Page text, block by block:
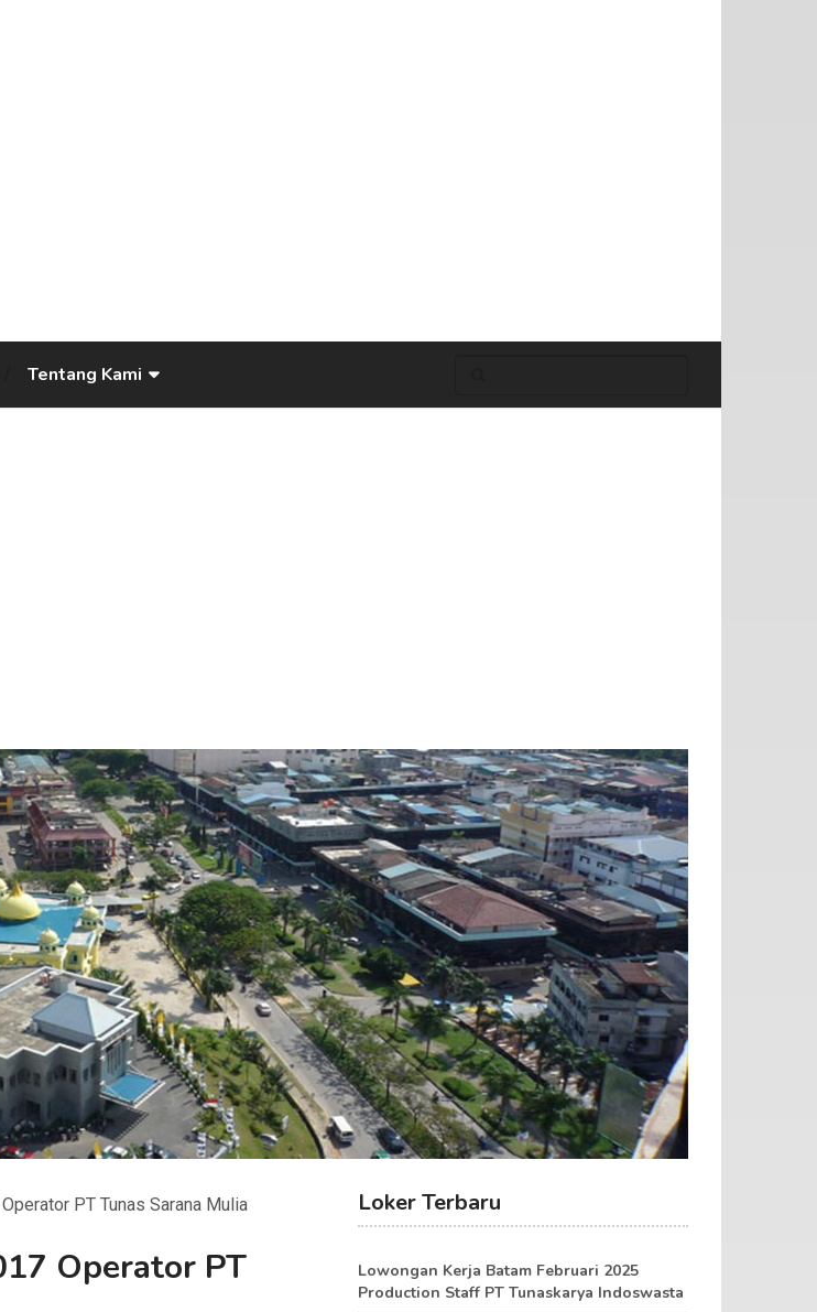
Tentang Kami
PT Tunas Sarana Mulia
Operator PT
Loker Terbaru
Lowongan Kerja Batam Februari 2025
Production Staff PT Tunaskarya Indoswasta